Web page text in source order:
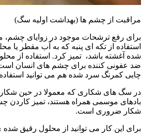
مراقبت از چشم ها (بهداشت اولیه سگ)
برای رفع ترشحات موجود در زوایای چشم،
استفاده از تکه ای پنبه که به آب مقطر یا
شده آغشته باشد، تمیز کرد. استفاده از
ضد عفونی کننده برای چشم های انسان است،
چایی کمرنگ سرد شده هم می توانید استفاده
در سگ های شکاری که معمولا در حین شکار
بادهای موسمی همراه هستند، تمیز کاردن
شکار ضروری است.
برای این کار می توانید از محلول رقیق شده